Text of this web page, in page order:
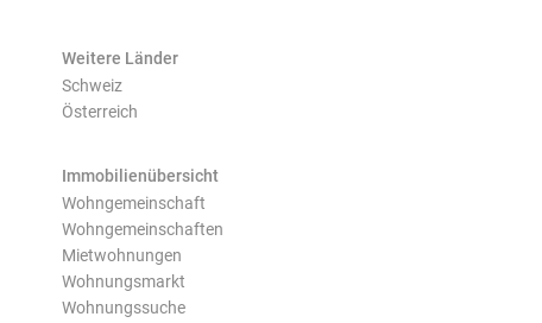
Weitere Länder
Schweiz
Österreich
Immobilienübersicht
Wohngemeinschaft
Wohngemeinschaften
Mietwohnungen
Wohnungsmarkt
Wohnungssuche